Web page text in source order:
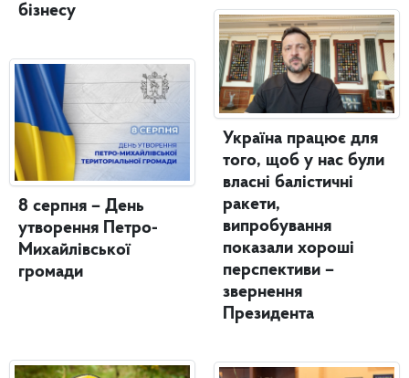
бізнесу
8 серпня – День
утворення Петро-
Михайлівської
громади
Україна працює для
того, щоб у нас були
власні балістичні
ракети,
випробування
показали хороші
перспективи –
звернення
Президента